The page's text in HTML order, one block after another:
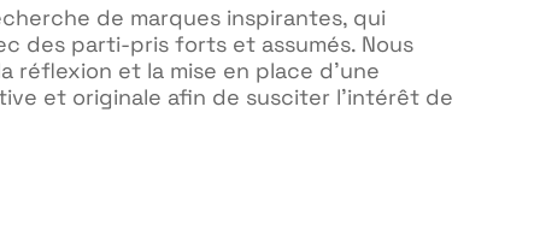
de marques inspirantes, qui
des parti-pris forts et assumés. Nous
réflexion et la mise en place d’une
et originale afin de susciter l’intérêt de